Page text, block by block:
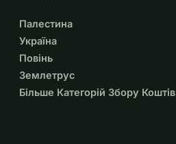
Палестина
Україна
Повінь
Землетрус
Більше Категорій Збору Коштів